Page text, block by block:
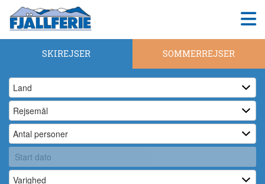
SKIREJSER SOMMERREJSER